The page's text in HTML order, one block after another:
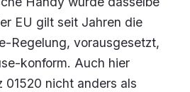
EU gilt seit Jahren die
Regelung, vorausgesetzt,
konform. Auch hier
01520 nicht anders als